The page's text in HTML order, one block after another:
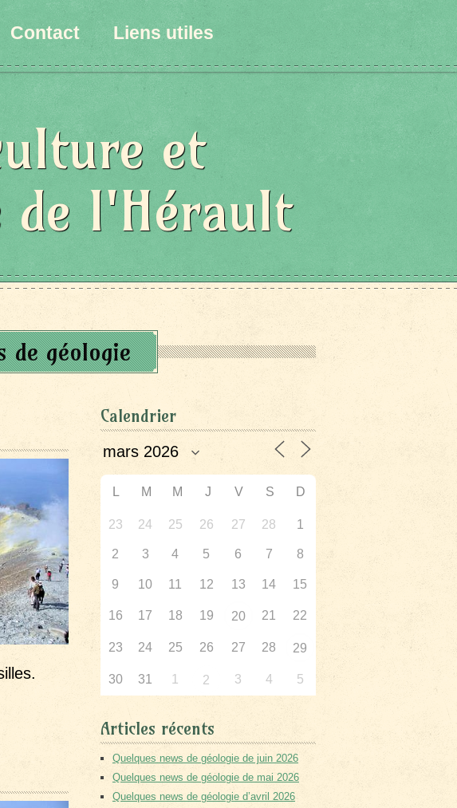
Contact Liens utiles
et
de l'Hérault
de géologie
Calendrier
L M M J V S D
23 24 25 26 27 28 1
2 3 4 5 6 7 8
9 10 11 12 13 14 15
16 17 18 19 20 21 22
23 24 25 26 27 28 29
30 31 1 2 3 4 5
Articles récents
Quelques news de géologie de juin 2026
Quelques news de géologie de mai 2026
Quelques news de géologie d’avril 2026